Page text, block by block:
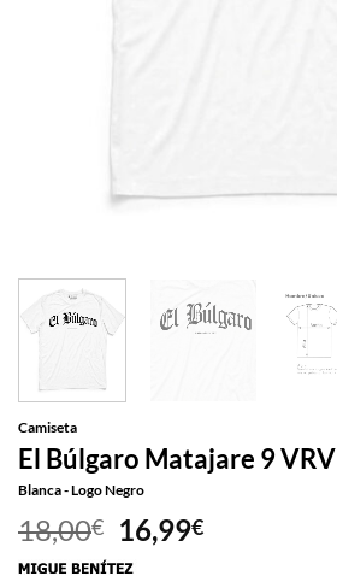
Camiseta
El Búlgaro Matajare 9 VRV
Blanca - Logo Negro
18,00€
El
precio
16,99€El